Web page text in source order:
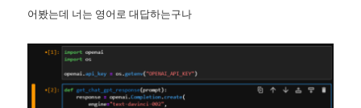
어봤는데 너는 영어로 대답하는구나